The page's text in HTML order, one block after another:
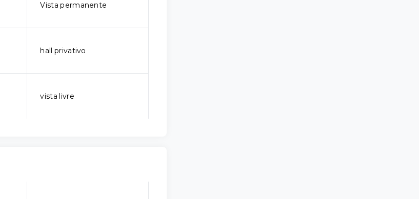
Vista permanente
hall privativo
vista livre